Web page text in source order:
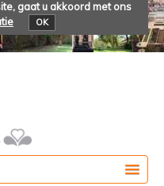
gaat u akkoord met ons
OK